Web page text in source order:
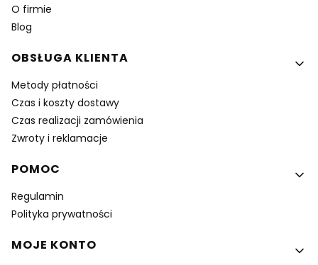
O firmie
Blog
OBSŁUGA KLIENTA
Metody płatności
Czas i koszty dostawy
Czas realizacji zamówienia
Zwroty i reklamacje
POMOC
Regulamin
Polityka prywatności
MOJE KONTO